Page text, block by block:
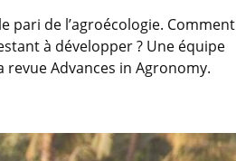
pari de l’agroécologie. Comment
à développer ? Une équipe
Advances in Agronomy.